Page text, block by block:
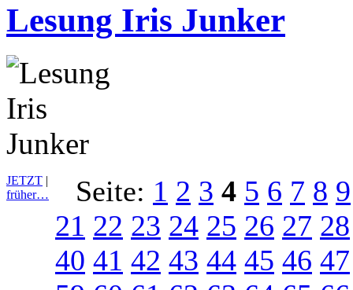
Lesung Iris Junker
JETZT |
früher…
Seite: 1 2 3 4 5 6 7 8 9
21 22 23 24 25 26 27 28
40 41 42 43 44 45 46 47